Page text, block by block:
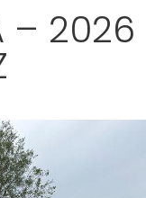
– 2026